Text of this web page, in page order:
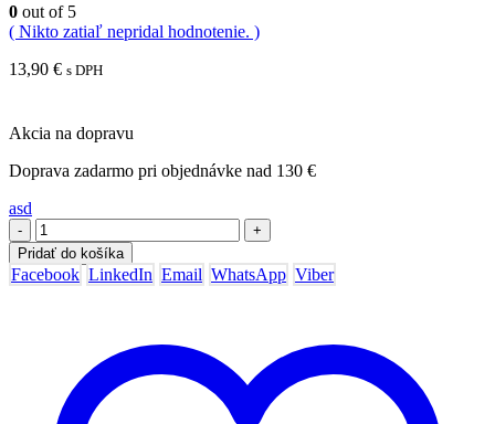
0 out of 5
( Nikto zatiaľ nepridal hodnotenie. )
13,90 € s DPH
Akcia na dopravu
Doprava zadarmo pri objednávke nad 130 €
asd
-
+
Pridať do košíka
Facebook LinkedIn Email WhatsApp Viber